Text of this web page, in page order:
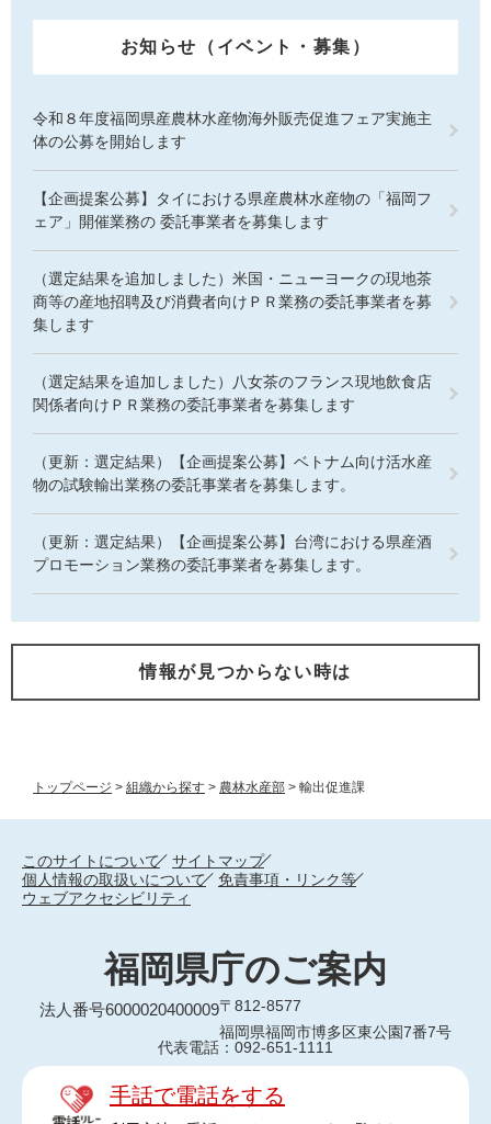
トップページ > 組織から探す > 農林水産部 > 輸出促進課
お知らせ（イベント・募集）
令和８年度福岡県産農林水産物海外販売促進フェア実施主
体の公募を開始します
【企画提案公募】タイにおける県産農林水産物の「福岡フ
ェア」開催業務の 委託事業者を募集します
（選定結果を追加しました）米国・ニューヨークの現地茶
商等の産地招聘及び消費者向けＰＲ業務の委託事業者を募
集します
（選定結果を追加しました）八女茶のフランス現地飲食店
関係者向けＰＲ業務の委託事業者を募集します
（更新：選定結果）【企画提案公募】ベトナム向け活水産
物の試験輸出業務の委託事業者を募集します。
（更新：選定結果）【企画提案公募】台湾における県産酒
プロモーション業務の委託事業者を募集します。
情報が見つからない時は
このサイトについて
サイトマップ
個人情報の取扱いについて
免責事項・リンク等
ウェブアクセシビリティ
福岡県庁のご案内
法人番号6000020400009〒812-8577
福岡県福岡市博多区東公園7番7号
代表電話：092-651-1111
手話で電話をする